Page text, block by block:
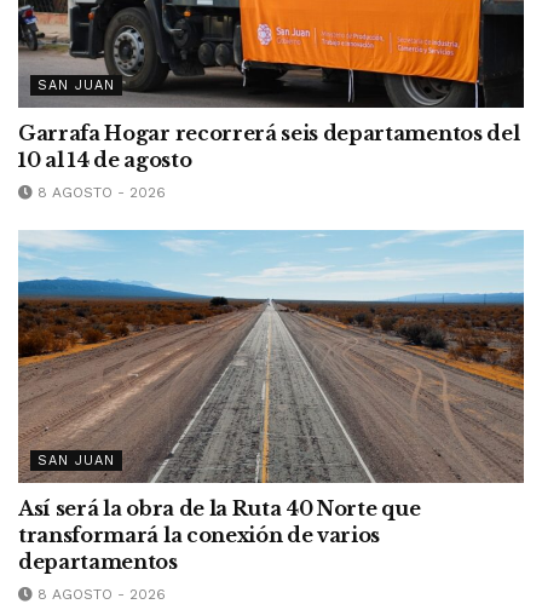
SAN JUAN
Garrafa Hogar recorrerá seis departamentos del
10 al 14 de agosto
8 AGOSTO - 2026
SAN JUAN
Así será la obra de la Ruta 40 Norte que
transformará la conexión de varios
departamentos
8 AGOSTO - 2026